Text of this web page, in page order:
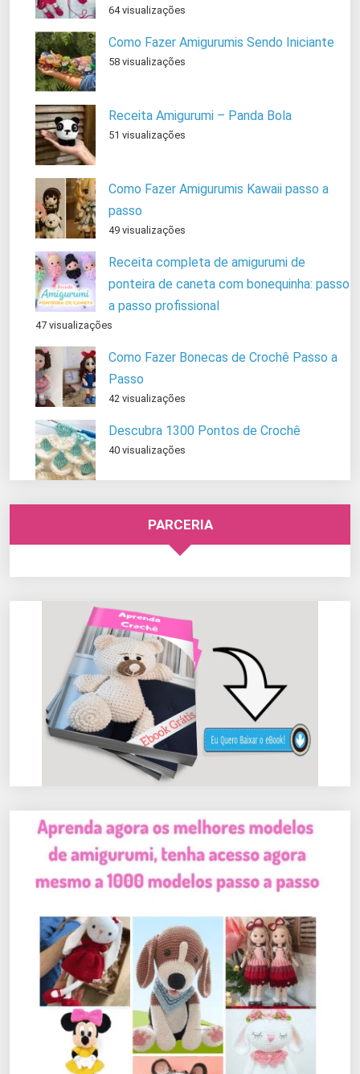
64 visualizações
Como Fazer Amigurumis Sendo Iniciante
58 visualizações
Receita Amigurumi – Panda Bola
51 visualizações
Como Fazer Amigurumis Kawaii passo a
passo
49 visualizações
Receita completa de amigurumi de
ponteira de caneta com bonequinha: passo
a passo profissional
47 visualizações
Como Fazer Bonecas de Crochê Passo a
Passo
42 visualizações
Descubra 1300 Pontos de Crochê
40 visualizações
PARCERIA